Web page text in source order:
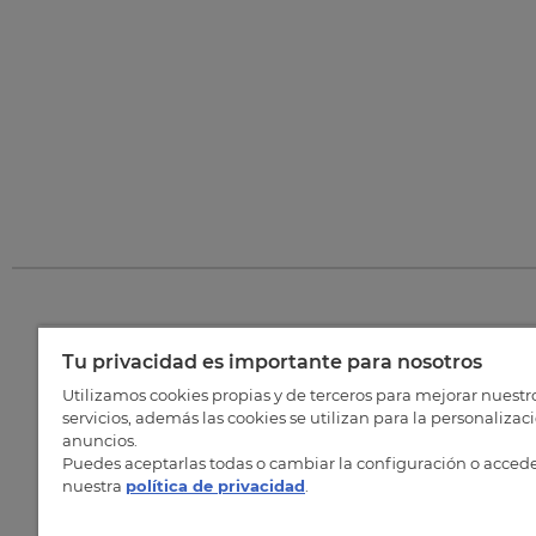
Tu privacidad es importante para nosotros
Utilizamos cookies propias y de terceros para mejorar
servicios, además las cookies se utilizan para la
anuncios.
Puedes aceptarlas todas o cambiar la configuración o
nuestra política de privacidad